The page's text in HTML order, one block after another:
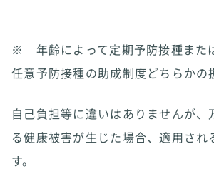
※ 年齢によって定期予防接種また
任意予防接種の助成制度どちらかの
自己負担等に違いはありませんが、
る健康被害が生じた場合、適用され
す。